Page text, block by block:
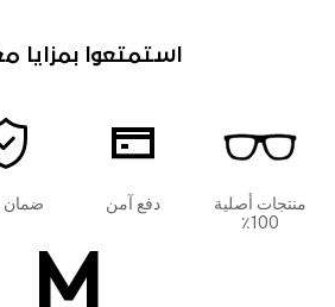
استمتعوا بمزايا
منتجات أصلية
100٪
دفع آمن ضمان